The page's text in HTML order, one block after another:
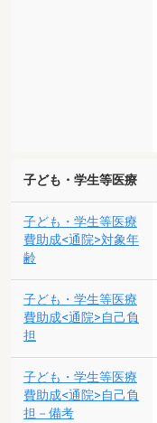
子ども・学生等医療
子ども・学生等医療
費助成<通院>対象年
齢
子ども・学生等医療
費助成<通院>自己負
担
子ども・学生等医療
費助成<通院>自己負
担－備考